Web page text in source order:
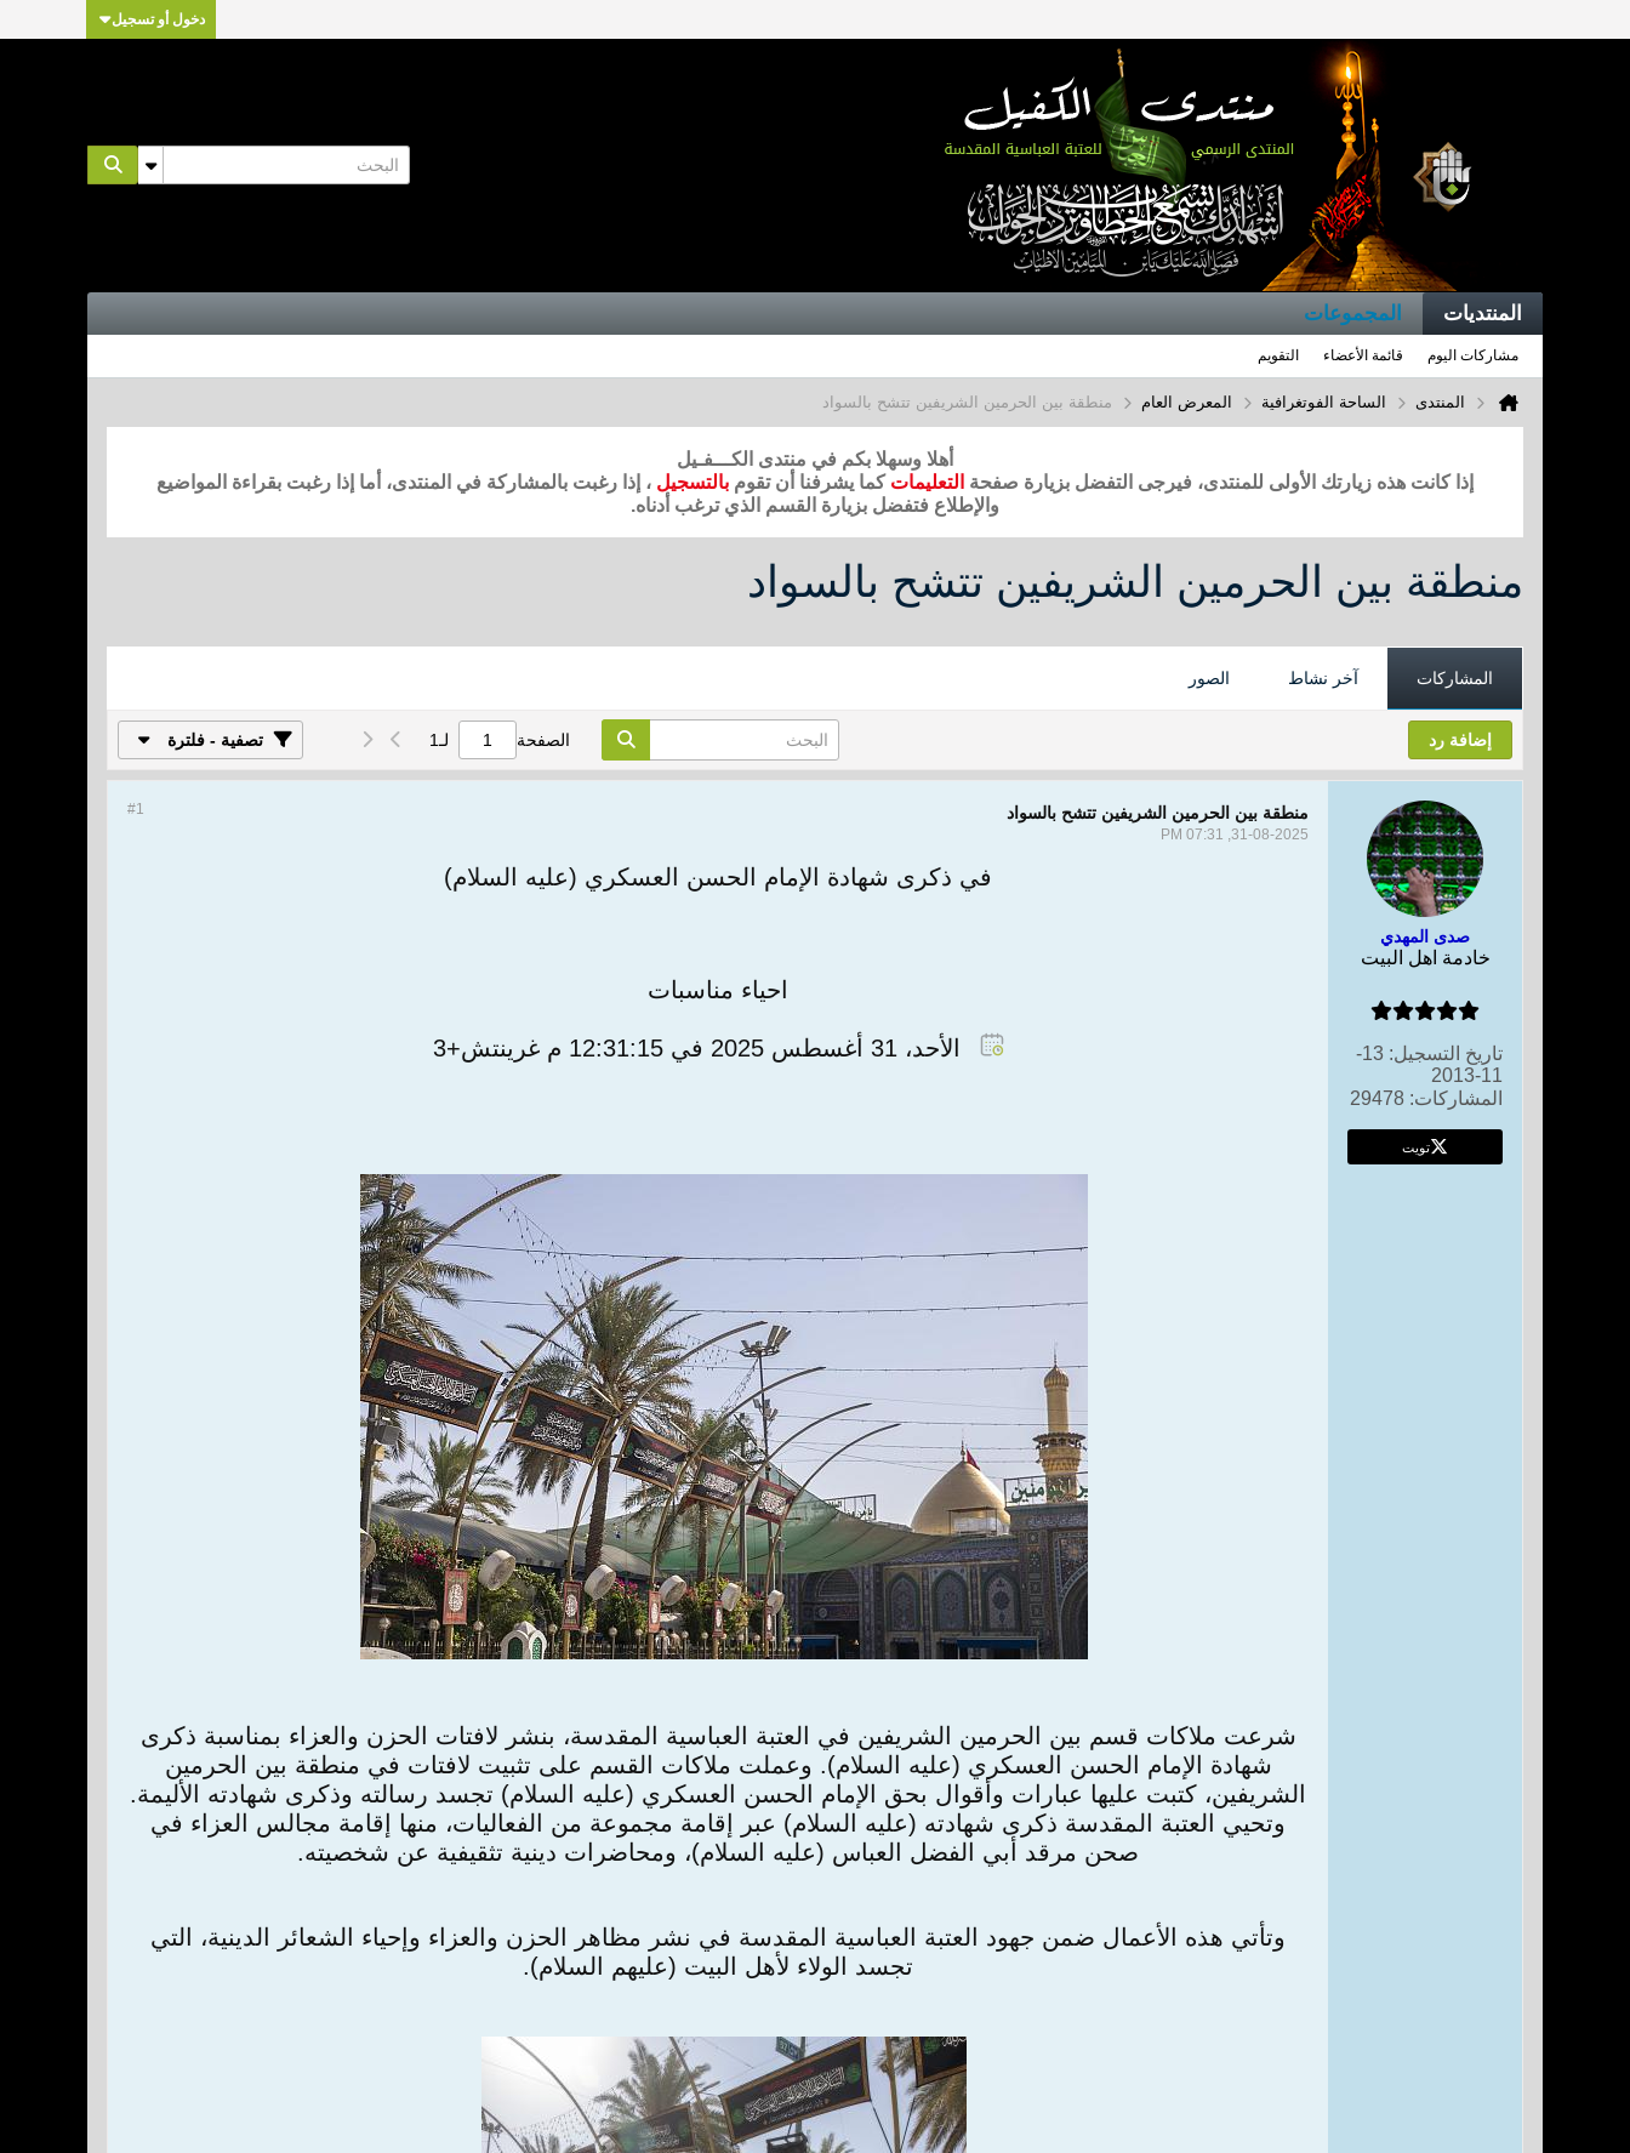
دخول أو تسجيل
المنتديات المجموعات
مشاركات اليوم قائمة الأعضاء التقويم
المنتدى الساحة الفوتغرافية المعرض العام منطقة بين الحرمين الشريفين تتشح بالسواد
أهلا وسهلا بكم في منتدى الكـــفـيل
إذا كانت هذه زيارتك الأولى للمنتدى، فيرجى التفضل بزيارة صفحة التعليمات كما يشرفنا أن تقوم بالتسجيل ، إذا رغبت بالمشاركة في المنتدى، أما إذا رغبت بقراءة المواضيع
والإطلاع فتفضل بزيارة القسم الذي ترغب أدناه.
منطقة بين الحرمين الشريفين تتشح بالسواد
المشاركات آخر نشاط الصور
إضافة رد الصفحة لـ1 تصفية - فلترة
صدى المهدي
خادمة اهل البيت
تاريخ التسجيل:
13-
11-2013
المشاركات: 29478
تويت
#1 منطقة بين الحرمين الشريفين تتشح بالسواد
31-08-2025, 07:31 PM
في ذكرى شهادة الإمام الحسن العسكري (عليه السلام)
احياء مناسبات
الأحد، 31 أغسطس 2025 في 12:31:15 م غرينتش+3
شرعت ملاكات قسم بين الحرمين الشريفين في العتبة العباسية المقدسة، بنشر لافتات الحزن والعزاء بمناسبة ذكرى
شهادة الإمام الحسن العسكري (عليه السلام). وعملت ملاكات القسم على تثبيت لافتات في منطقة بين الحرمين
الشريفين، كتبت عليها عبارات وأقوال بحق الإمام الحسن العسكري (عليه السلام) تجسد رسالته وذكرى شهادته الأليمة.
وتحيي العتبة المقدسة ذكرى شهادته (عليه السلام) عبر إقامة مجموعة من الفعاليات، منها إقامة مجالس العزاء في
صحن مرقد أبي الفضل العباس (عليه السلام)، ومحاضرات دينية تثقيفية عن شخصيته.
وتأتي هذه الأعمال ضمن جهود العتبة العباسية المقدسة في نشر مظاهر الحزن والعزاء وإحياء الشعائر الدينية، التي
تجسد الولاء لأهل البيت (عليهم السلام).